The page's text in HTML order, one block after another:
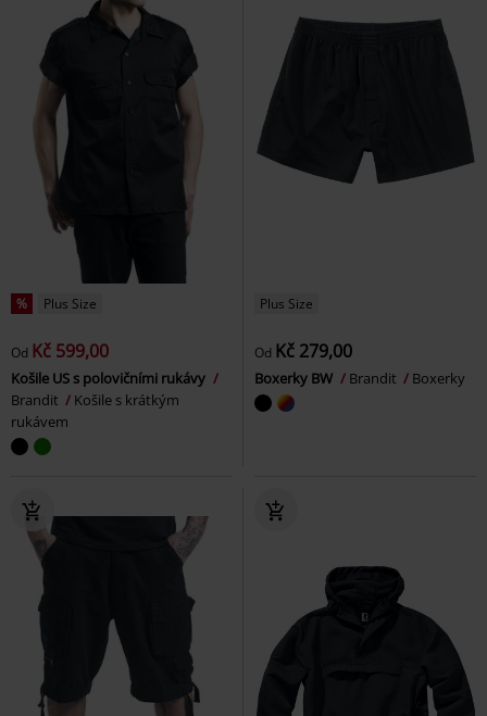
% Plus Size
Od Kč 599,00
Košile US s polovičními rukávy
Brandit
Košile s krátkým
rukávem
Plus Size
Od Kč 279,00
Boxerky BW Brandit Boxerky